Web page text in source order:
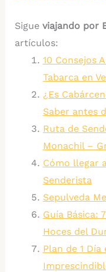
Sigue viajando por
artículos:
10 Consejos
Tabarca en
¿Es
Saber antes
Ruta de
Monachil –
Cómo llegar
Senderista
Sepulveda
Guía Básica:
Hoces del
Plan de 1 Día